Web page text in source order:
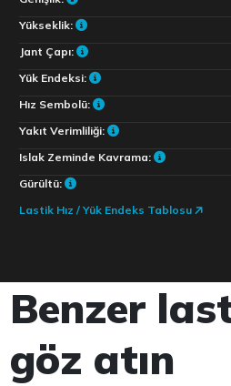
Yükseklik:
Jant Çapı:
Yük Endeksi:
Hız Sembolü:
Yakıt Verimliliği:
Islak Zeminde Kavrama:
Gürültü:
Lastik Hız / Yük Endeks Tablosu
Benzer
göz atın